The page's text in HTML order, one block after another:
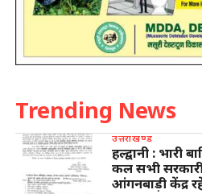
Trending News
उत्तराखण्ड
हल्द्वानी : भारी
कल सभी
आंगनबाड़ी केंद्र